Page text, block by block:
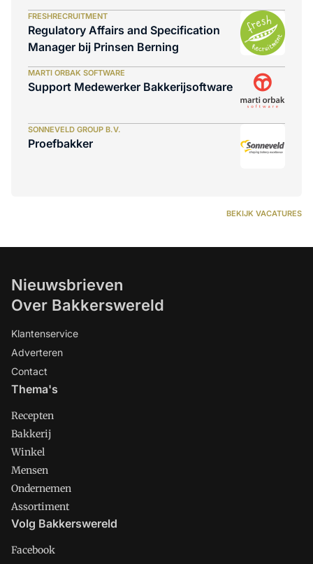
FRESHRECRUITMENT
Regulatory Affairs and Specification
Manager bij Prinsen Berning
MARTI ORBAK SOFTWARE
Support Medewerker Bakkerijsoftware
SONNEVELD GROUP B.V.
Proefbakker
BEKIJK VACATURES
Nieuwsbrieven
Over Bakkerswereld
Klantenservice
Adverteren
Contact
Thema's
Recepten
Bakkerij
Winkel
Mensen
Ondernemen
Assortiment
Volg Bakkerswereld
Facebook